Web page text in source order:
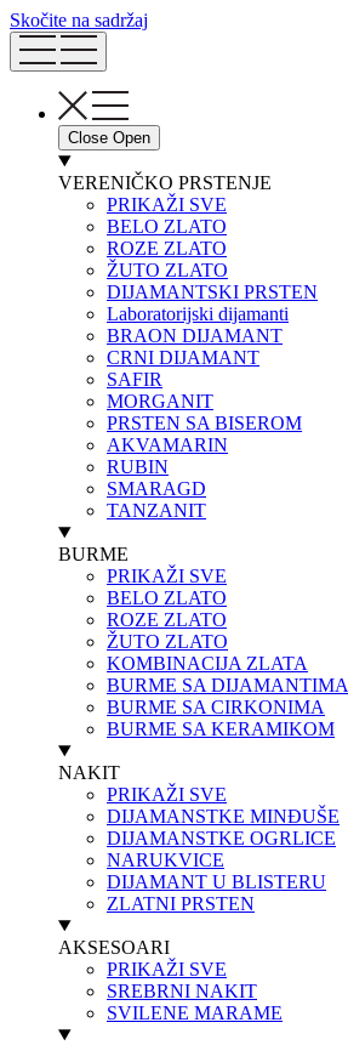
Skočite na sadržaj
Close Open
VERENIČKO PRSTENJE
PRIKAŽI SVE
BELO ZLATO
ROZE ZLATO
ŽUTO ZLATO
DIJAMANTSKI PRSTEN
Laboratorijski dijamanti
BRAON DIJAMANT
CRNI DIJAMANT
SAFIR
MORGANIT
PRSTEN SA BISEROM
AKVAMARIN
RUBIN
SMARAGD
TANZANIT
BURME
PRIKAŽI SVE
BELO ZLATO
ROZE ZLATO
ŽUTO ZLATO
KOMBINACIJA ZLATA
BURME SA DIJAMANTIMA
BURME SA CIRKONIMA
BURME SA KERAMIKOM
NAKIT
PRIKAŽI SVE
DIJAMANSTKE MINĐUŠE
DIJAMANSTKE OGRLICE
NARUKVICE
DIJAMANT U BLISTERU
ZLATNI PRSTEN
AKSESOARI
PRIKAŽI SVE
SREBRNI NAKIT
SVILENE MARAME